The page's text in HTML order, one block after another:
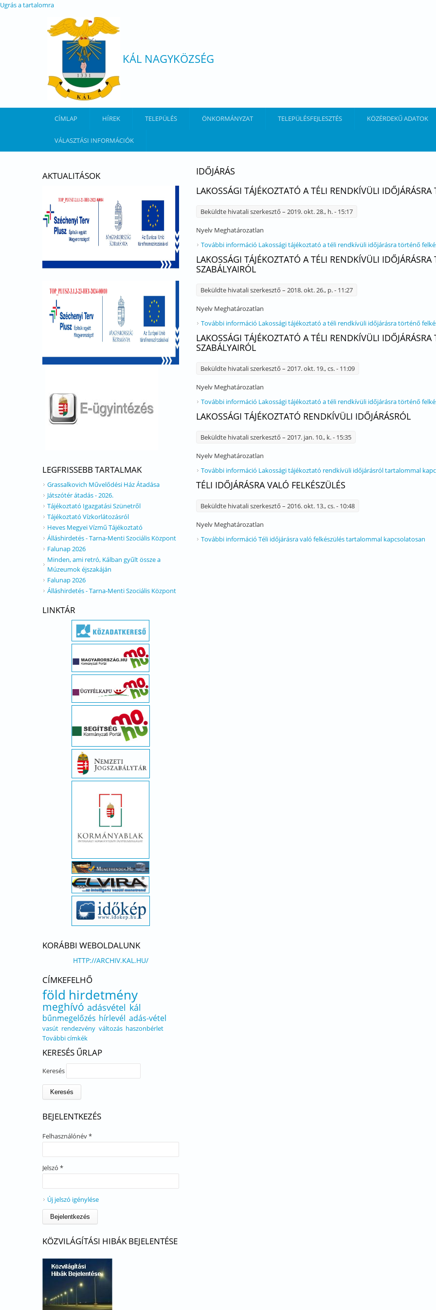
Ugrás a tartalomra
KÁL NAGYKÖZSÉG
CÍMLAP HÍREK TELEPÜLÉS ÖNKORMÁNYZAT TELEPÜLÉSFEJLESZTÉS KÖZÉRDEKŰ ADATOK
VÁLASZTÁSI INFORMÁCIÓK
IDŐJÁRÁS
LAKOSSÁGI TÁJÉKOZTATÓ A TÉLI RENDKÍVÜLI
Beküldte hivatali szerkesztő – 2019. okt. 28., h. - 15:17
Nyelv Meghatározatlan
További információ Lakossági tájékoztató a téli rendkívüli időjárásra történő
LAKOSSÁGI TÁJÉKOZTATÓ A TÉLI RENDKÍVÜLI
SZABÁLYAIRÓL
Beküldte hivatali szerkesztő – 2018. okt. 26., p. - 11:27
Nyelv Meghatározatlan
További információ Lakossági tájékoztató a téli rendkívüli időjárásra történő
LAKOSSÁGI TÁJÉKOZTATÓ A TÉLI RENDKÍVÜLI
SZABÁLYAIRÓL
Beküldte hivatali szerkesztő – 2017. okt. 19., cs. - 11:09
Nyelv Meghatározatlan
További információ Lakossági tájékoztató a téli rendkívüli időjárásra történő
LAKOSSÁGI TÁJÉKOZTATÓ RENDKÍVÜLI IDŐJÁRÁSRÓL
Beküldte hivatali szerkesztő – 2017. jan. 10., k. - 15:35
Nyelv Meghatározatlan
További információ Lakossági tájékoztató rendkívüli időjárásról tartalommal
TÉLI IDŐJÁRÁSRA VALÓ FELKÉSZÜLÉS
Beküldte hivatali szerkesztő – 2016. okt. 13., cs. - 10:48
Nyelv Meghatározatlan
További információ Téli időjárásra való felkészülés tartalommal kapcsolatosan
AKTUALITÁSOK
LEGFRISSEBB TARTALMAK
Grassalkovich Művelődési Ház Átadása
Játszótér átadás - 2026.
Tájékoztató Igazgatási Szünetről
Tájékoztató Vízkorlátozásról
Heves Megyei Vízmű Tájékoztató
Álláshirdetés - Tarna-Menti Szociális Központ
Falunap 2026
Minden, ami retró, Kálban gyűlt össze a
Múzeumok éjszakáján
Falunap 2026
Álláshirdetés - Tarna-Menti Szociális Központ
LINKTÁR
KORÁBBI WEBOLDALUNK
HTTP://ARCHIV.KAL.HU/
CÍMKEFELHŐ
föld hirdetmény
meghívó adásvétel kál
bűnmegelőzés hírlevél adás-vétel
vasút rendezvény változás haszonbérlet
További címkék
KERESÉS ŰRLAP
Keresés
BEJELENTKEZÉS
Felhasználónév*
Jelszó *
Új jelszó igénylése
KÖZVILÁGÍTÁSI HIBÁK BEJELENTÉSE